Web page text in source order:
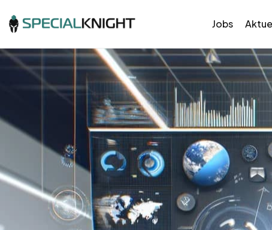
Jobs